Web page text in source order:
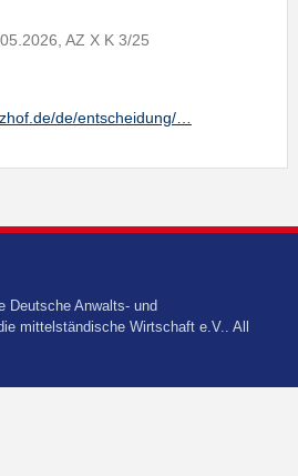
AZ X K 3/25
de/entscheidung/…
Deutsche Anwalts- und
mittelständische Wirtschaft e.V.. All